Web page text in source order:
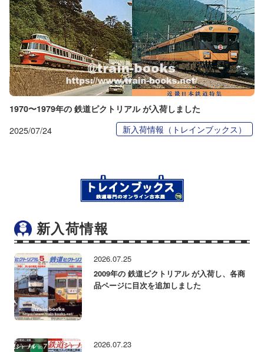
1970〜1979年の 鉄道ピクトリアル が入荷しました
2025/07/24 新入荷情報（トレインブックス）
新入荷情報
2026.07.25
2009年の 鉄道ピクトリアル が入荷し、各商
品ページに目次を追加しました
2026.07.23